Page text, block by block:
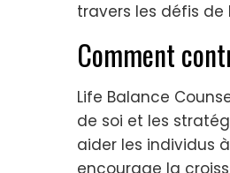
travers les défis
Comment
Life Balance
de soi et les
aider les individus